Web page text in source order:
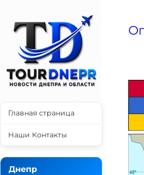
Главная страница
Наши Контакты
Днепр